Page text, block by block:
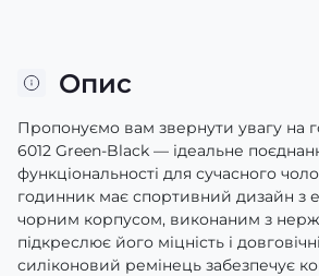
Опис
Пропонуємо вам звернути увагу на
6012 Green-Black — ідеальне
функціональності для сучасного
годинник має спортивний дизайн з
чорним корпусом, виконаним з
підкреслює його міцність і
силіконовий ремінець забезпечує